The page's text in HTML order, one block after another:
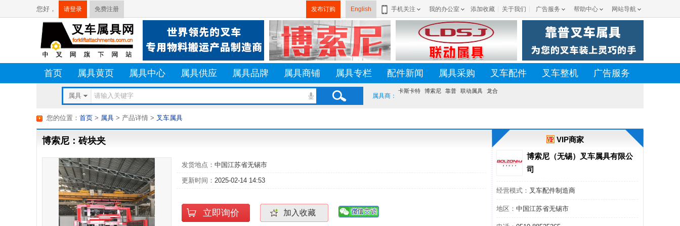
您好， 请登录 免费注册 发布订购 English 手机关注 我的办公室 添加收藏 关于我们 广告服务 帮助中心 网站导航
首页 属具黄页 属具中心 属具供应 属具品牌 属具商铺 属具专栏 配件新闻 属具采购 叉车配件 叉车整机 广告服务
属具 属具商：
卡斯卡特 博索尼 靠普 联动属具 龙合
您的位置： 首页 > 属具 > 叉车属具
> 产品详情
博索尼：砖块夹
发货地点： 中国江苏省无锡市
更新时间： 2025-02-14 14:53
立即询价 加入收藏
VIP商家
博索尼（无锡）叉车属具有限公
司
经营模式： 叉车配件制造商
地区： 中国江苏省无锡市